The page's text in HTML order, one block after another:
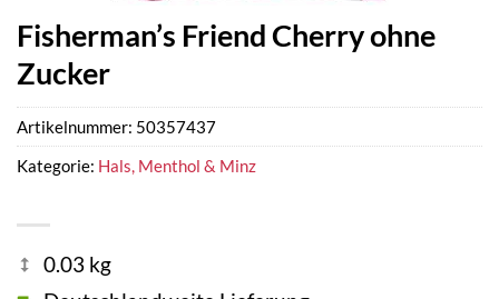
Fisherman’s Friend Cherry ohne
Zucker
0.03 kg
Artikelnummer: 50357437
Kategorie: Hals, Menthol & Minz